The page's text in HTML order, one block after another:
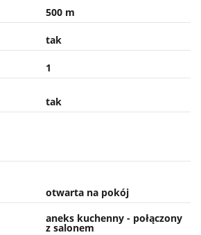
500 m
tak
1
tak
otwarta na pokój
aneks kuchenny - połączony
z salonem